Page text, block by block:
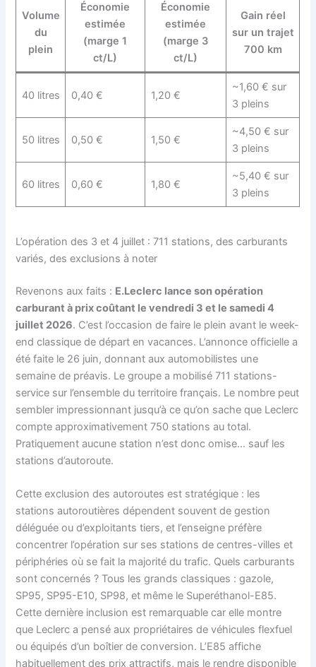
Volume
du
plein
Économie
estimée
(marge 1
ct/L)
Économie
estimée
(marge 3
ct/L)
Gain réel
sur un trajet
700 km
40 litres 0,40 € 1,20 €
~1,60 € sur
3 pleins
50 litres 0,50 € 1,50 €
~4,50 € sur
3 pleins
60 litres 0,60 € 1,80 €
~5,40 € sur
3 pleins
L’opération des 3 et 4 juillet : 711 stations, des carburants
variés, des exclusions à noter
Revenons aux faits : E.Leclerc lance son opération
carburant à prix coûtant le vendredi 3 et le samedi 4
juillet 2026. C’est l’occasion de faire le plein avant le week-
end classique de départ en vacances. L’annonce officielle a
été faite le 26 juin, donnant aux automobilistes une
semaine de préavis. Le groupe a mobilisé 711 stations-
service sur l’ensemble du territoire français. Le nombre peut
sembler impressionnant jusqu’à ce qu’on sache que Leclerc
compte approximativement 750 stations au total.
Pratiquement aucune station n’est donc omise… sauf les
stations d’autoroute.
Cette exclusion des autoroutes est stratégique : les
stations autoroutières dépendent souvent de gestion
déléguée ou d’exploitants tiers, et l’enseigne préfère
concentrer l’opération sur ses stations de centres-villes et
périphéries où se fait la majorité du trafic. Quels carburants
sont concernés ? Tous les grands classiques : gazole,
SP95, SP95-E10, SP98, et même le Superéthanol-E85.
Cette dernière inclusion est remarquable car elle montre
que Leclerc a pensé aux propriétaires de véhicules flexfuel
ou équipés d’un boîtier de conversion. L’E85 affiche
habituellement des prix attractifs, mais le rendre disponible